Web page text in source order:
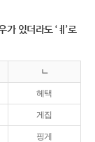
가 있더라도 ‘ㅖ’로
ㄴ
헤택
게집
핑게